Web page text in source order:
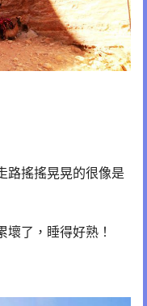
路搖搖晃晃的很像是
了，睡得好熟！